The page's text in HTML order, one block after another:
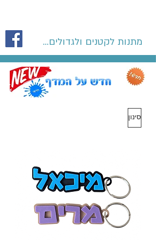
מתנות לקטנים ולגדולים...
סינון